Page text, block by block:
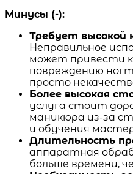
Минусы (-):
Требует высокой
Неправильное
может привести к
повреждению
просто
Более высокая
услуга стоит
маникюра из-за
и обучения
Длительность
аппаратная
больше времени,